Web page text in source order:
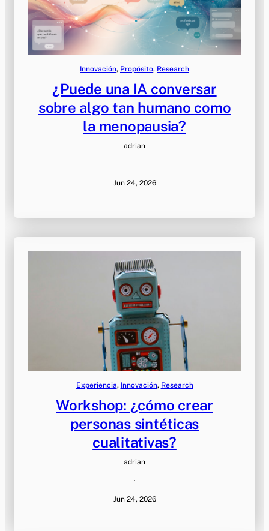
Innovación, Propósito, Research
¿Puede una IA conversar
sobre algo tan humano como
la menopausia?
adrian
·
Jun 24, 2026
Experiencia, Innovación, Research
Workshop: ¿cómo crear
personas sintéticas
cualitativas?
adrian
·
Jun 24, 2026